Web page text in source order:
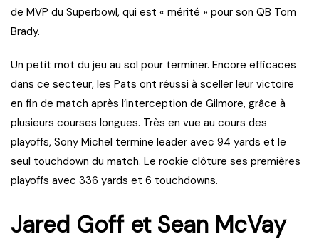
de MVP du Superbowl, qui est « mérité » pour son QB Tom
Brady.
Un petit mot du jeu au sol pour terminer. Encore efficaces
dans ce secteur, les Pats ont réussi à sceller leur victoire
en fin de match après l’interception de Gilmore, grâce à
plusieurs courses longues. Très en vue au cours des
playoffs, Sony Michel termine leader avec 94 yards et le
seul touchdown du match. Le rookie clôture ses premières
playoffs avec 336 yards et 6 touchdowns.
Jared Goff et Sean McVay